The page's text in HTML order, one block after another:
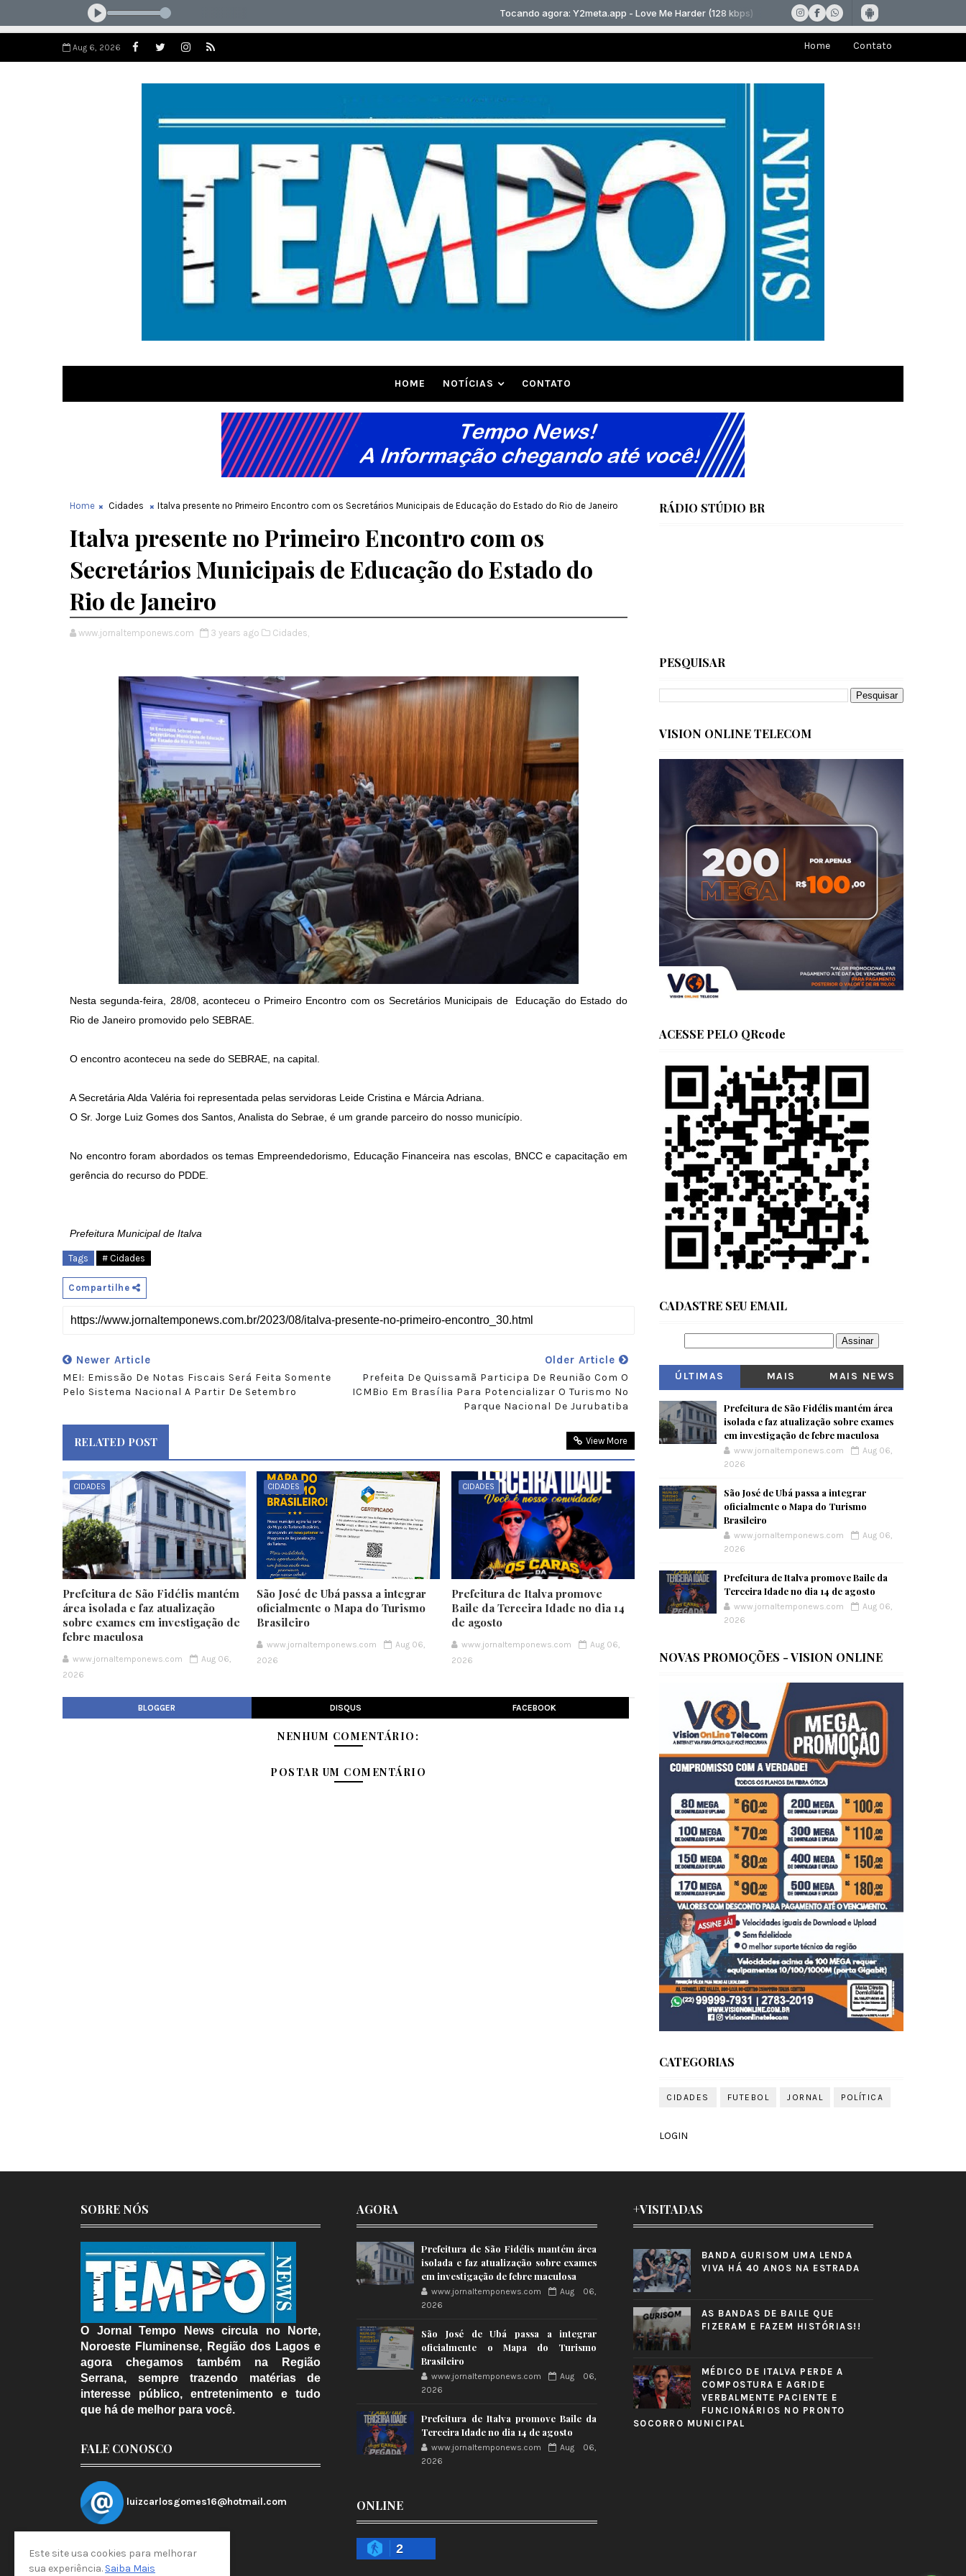
Aug 6, 2026 Home Contato
HOME NOTÍCIAS CONTATO
Home Cidades Italva presente no Primeiro Encontro com os Secretários Municipais de Educação do Estado do Rio de Janeiro
Italva presente no Primeiro Encontro com os
Secretários Municipais de Educação do Estado do
Rio de Janeiro
www.jornaltemponews.com 3 years ago Cidades,
Nesta segunda-feira, 28/08, aconteceu o Primeiro Encontro com os Secretários Municipais de Educação do Estado do
Rio de Janeiro promovido pelo SEBRAE.
O encontro aconteceu na sede do SEBRAE, na capital.
A Secretária Alda Valéria foi representada pelas servidoras Leide Cristina e Márcia Adriana.
O Sr. Jorge Luiz Gomes dos Santos, Analista do Sebrae, é um grande parceiro do nosso município.
No encontro foram abordados os temas Empreendedorismo, Educação Financeira nas escolas, BNCC e capacitação em
gerência do recurso do PDDE.
Prefeitura Municipal de Italva
Tags # Cidades
Compartilhe
Newer Article
MEI: Emissão De Notas Fiscais Será Feita Somente
Pelo Sistema Nacional A Partir De Setembro
Older Article
Prefeita De Quissamã Participa De Reunião Com O
ICMBio Em Brasília Para Potencializar O Turismo No
Parque Nacional De Jurubatiba
RELATED POST View More
CIDADES
Prefeitura de São Fidélis mantém
área isolada e faz atualização
sobre exames em investigação de
febre maculosa
www.jornaltemponews.com
Aug 06,
2026
CIDADES
São José de Ubá passa a integrar
oficialmente o Mapa do Turismo
Brasileiro
www.jornaltemponews.com
Aug 06,
2026
CIDADES
Prefeitura de Italva promove
Baile da Terceira Idade no dia 14
de agosto
www.jornaltemponews.com
Aug 06,
2026
BLOGGER DISQUS FACEBOOK
NENHUM COMENTÁRIO:
POSTAR UM COMENTÁRIO
RÁDIO STÚDIO BR
PESQUISAR
VISION ONLINE TELECOM
ACESSE PELO QRcode
CADASTRE SEU EMAIL
ÚLTIMAS
MAIS
MAIS NEWS
Prefeitura de São Fidélis mantém área
isolada e faz atualização sobre exames
em investigação de febre maculosa
www.jornaltemponews.com
Aug 06,
2026
São José de Ubá passa a integrar
oficialmente o Mapa do Turismo
Brasileiro
www.jornaltemponews.com
Aug 06,
2026
Prefeitura de Italva promove Baile da
Terceira Idade no dia 14 de agosto
www.jornaltemponews.com
Aug 06,
2026
NOVAS PROMOÇÕES - VISION ONLINE
CATEGORIAS
CIDADES FUTEBOL JORNAL POLÍTICA
LOGIN
SOBRE NÓS
O Jornal Tempo News circula no Norte,
Noroeste Fluminense, Região dos Lagos e
agora chegamos também na Região
Serrana, sempre trazendo matérias de
interesse público, entretenimento e tudo
que há de melhor para você.
FALE CONOSCO
luizcarlosgomes16@hotmail.com
AGORA
Prefeitura de São Fidélis mantém área
isolada e faz atualização sobre exames
em investigação de febre maculosa
www.jornaltemponews.com
Aug 06,
2026
São José de Ubá passa a integrar
oficialmente o Mapa do Turismo
Brasileiro
www.jornaltemponews.com
Aug 06,
2026
Prefeitura de Italva promove Baile da
Terceira Idade no dia 14 de agosto
www.jornaltemponews.com
Aug 06,
2026
ONLINE
2
+VISITADAS
BANDA GURISOM UMA LENDA
VIVA HÁ 40 ANOS NA ESTRADA
AS BANDAS DE BAILE QUE
FIZERAM E FAZEM HISTÓRIAS!!
MÉDICO DE ITALVA PERDE A
COMPOSTURA E AGRIDE
VERBALMENTE PACIENTE E
FUNCIONÁRIOS NO PRONTO
SOCORRO MUNICIPAL
Este site usa cookies para melhorar
sua experiência. Saiba Mais